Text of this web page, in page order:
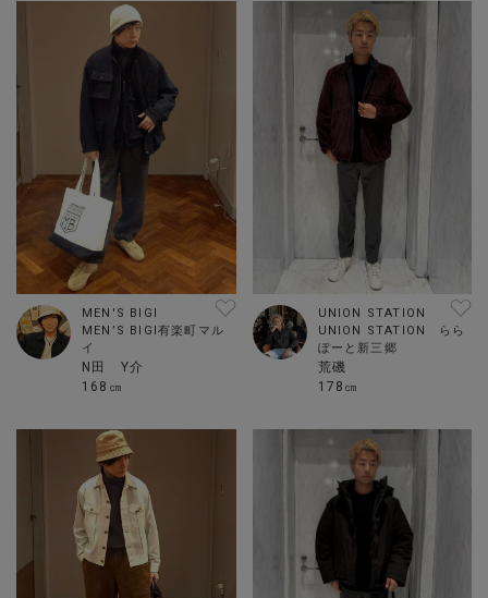
MEN'S BIGI
MEN’S BIGI有楽町マル
イ
N田 Y介
168㎝
UNION STATION
UNION STATION らら
ぽーと新三郷
荒磯
178㎝